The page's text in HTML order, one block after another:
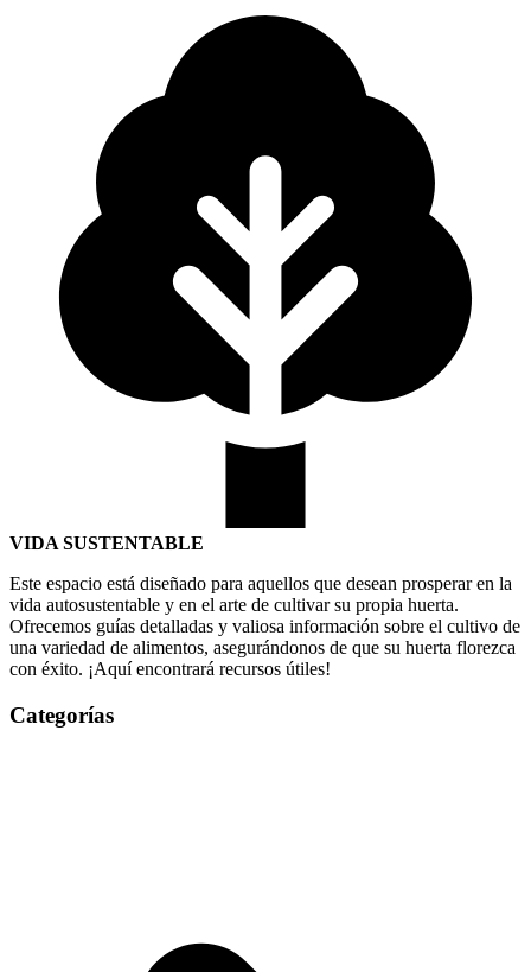
VIDA SUSTENTABLE
Este espacio está diseñado para aquellos que desean prosperar en la
vida autosustentable y en el arte de cultivar su propia huerta.
Ofrecemos guías detalladas y valiosa información sobre el cultivo de
una variedad de alimentos, asegurándonos de que su huerta florezca
con éxito. ¡Aquí encontrará recursos útiles!
Categorías